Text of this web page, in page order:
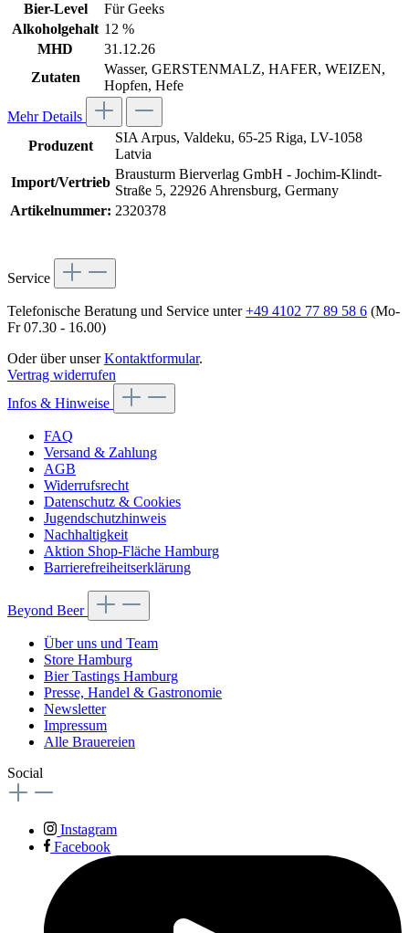
Bier-Level
Für Geeks
Alkoholgehalt 12 %
MHD
31.12.26
Zutaten
Wasser, GERSTENMALZ, HAFER, WEIZEN,
Hopfen, Hefe
Mehr Details
Produzent
SIA Arpus, Valdeku, 65-25 Riga, LV-1058
Latvia
Import/Vertrieb
Brausturm Bierverlag GmbH - Jochim-Klindt-
Straße 5, 22926 Ahrensburg, Germany
Artikelnummer: 2320378
Service
Telefonische Beratung und Service unter+49 4102 77 89 58 6 (Mo-
Fr 07.30 - 16.00)
Oder über unserKontaktformular.
Vertrag widerrufen
Infos & Hinweise
FAQ
Versand & Zahlung
AGB
Widerrufsrecht
Datenschutz & Cookies
Jugendschutzhinweis
Nachhaltigkeit
Aktion Shop-Fläche Hamburg
Barrierefreiheitserklärung
Beyond Beer
Über uns und Team
Store Hamburg
Bier Tastings Hamburg
Presse, Handel & Gastronomie
Newsletter
Impressum
Alle Brauereien
Social
Instagram
Facebook